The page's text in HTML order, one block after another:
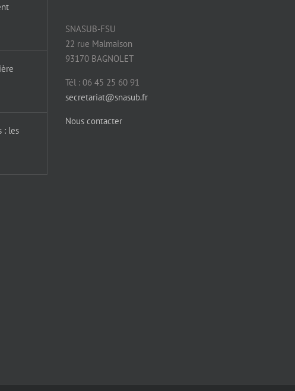
: les
SNASUB-FSU
22 rue Malmaison
93170 BAGNOLET
Tél : 06 45 25 60 91
secretariat@snasub.fr
Nous contacter